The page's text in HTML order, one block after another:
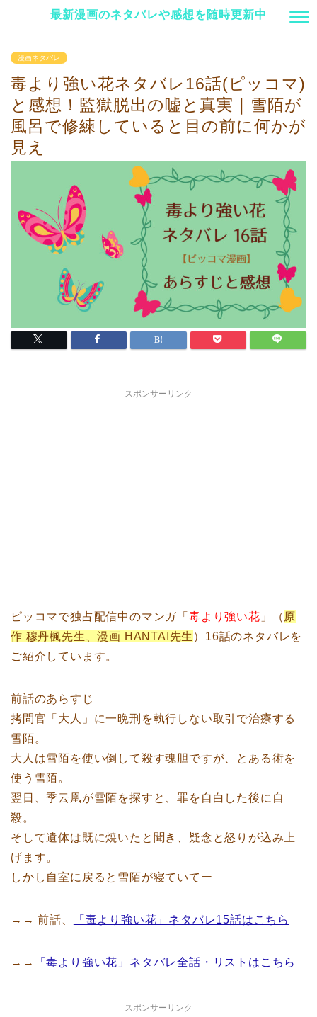
最新漫画のネタバレや感想を随時更新中
漫画ネタバレ
毒より強い花ネタバレ16話(ピッコマ)
と感想！監獄脱出の嘘と真実｜雪陌が
風呂で修練していると目の前に何かが
見え
スポンサーリンク
ピッコマで独占配信中のマンガ「 毒より強い花 」（ 原
作 穆丹楓先生、漫画 HANTAI先生 ）16話のネタバレを
ご紹介しています。
前話のあらすじ
拷問官「大人」に一晩刑を執行しない取引で治療する
雪陌。
大人は雪陌を使い倒して殺す魂胆ですが、とある術を
使う雪陌。
翌日、季云凰が雪陌を探すと、罪を自白した後に自
殺。
そして遺体は既に焼いたと聞き、疑念と怒りが込み上
げます。
しかし自室に戻ると雪陌が寝ていてー
→→ 前話、 「毒より強い花」ネタバレ15話はこちら
→→ 「毒より強い花」ネタバレ全話・リストはこちら
スポンサーリンク